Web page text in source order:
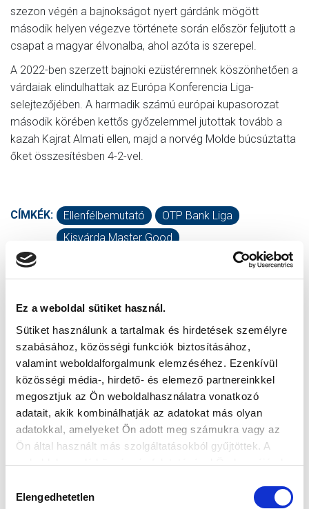
Ez a weboldal sütiket használ.
Sütiket használunk a tartalmak és hirdetések személyre
szabásához, közösségi funkciók biztosításához,
valamint weboldalforgalmunk elemzéséhez. Ezenkívül
közösségi média-, hirdető- és elemező partnereinkkel
megosztjuk az Ön weboldalhasználatra vonatkozó
adatait, akik kombinálhatják az adatokat más olyan
adatokkal, amelyeket Ön adott meg számukra vagy az
Ön által használt más szolgáltatásokból gyűjtöttek. A
weboldalon való böngészés folytatásával Ön hozzájárul a
kiválasztása
Elengedhetetlen
szezon végén a bajnokságot nyert gárdánk mögött
második helyen végezve története során először feljutott a
csapat a magyar élvonalba, ahol azóta is szerepel.
A 2022-ben szerzett bajnoki ezüstéremnek köszönhetően a
várdaiak elindulhattak az Európa Konferencia Liga-
selejtezőjében. A harmadik számú európai kupasorozat
második körében kettős győzelemmel jutottak tovább a
kazah Kajrat Almati ellen, majd a norvég Molde búcsúztatta
őket összesítésben 4-2-vel.
CÍMKÉK: Ellenfélbemutató
OTP Bank Liga
Kisvárda Master Good
KAPCSOLÓDÓ CIKKEK
2026-08-07